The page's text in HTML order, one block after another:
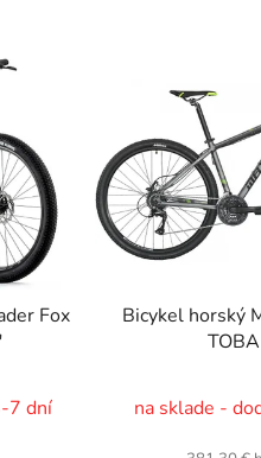
Fox
7 dní
Bicykel horský
na sklade -